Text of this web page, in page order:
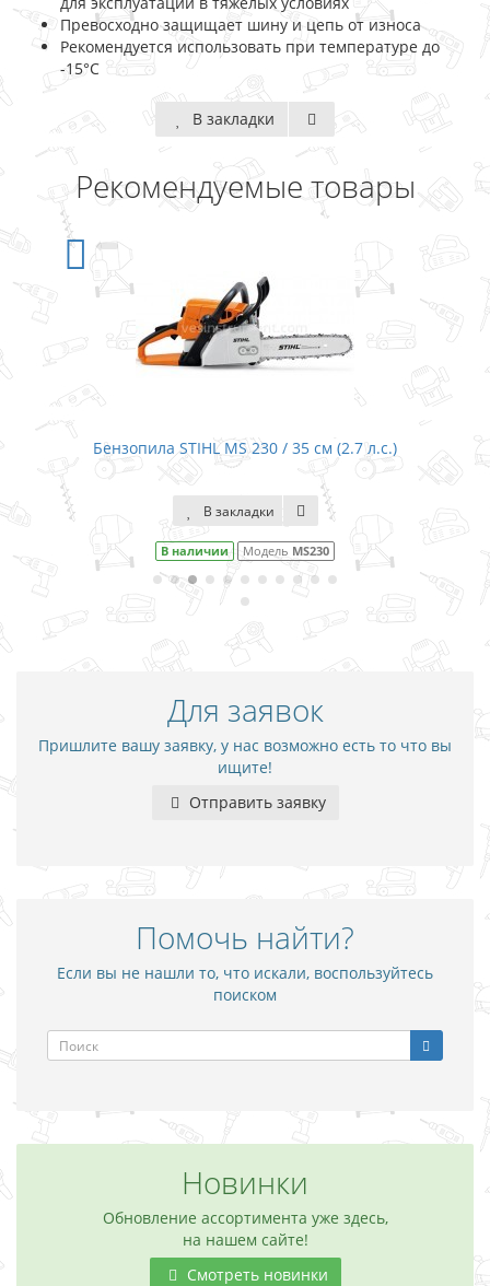
Превосходно защищает шину и цепь от износа
Рекомендуется использовать при температуре до
-15°C
В закладки
Рекомендуемые товары
Бензопила STIHL MS 230 / 35 см (2.7 л.с.)
В закладки
В наличии Модель MS230
Для заявок
Пришлите вашу заявку, у нас возможно есть то что вы
ищите!
Отправить заявку
Помочь найти?
Если вы не нашли то, что искали, воспользуйтесь
поиском
Новинки
Обновление ассортимента уже здесь,
на нашем сайте!
Смотреть новинки